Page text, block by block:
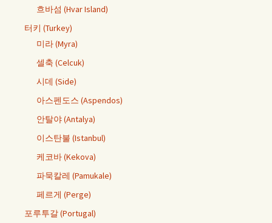
흐바섬 (Hvar Island)
터키 (Turkey)
미라 (Myra)
셀축 (Celcuk)
시데 (Side)
아스펜도스 (Aspendos)
안탈야 (Antalya)
이스탄불 (Istanbul)
케코바 (Kekova)
파묵칼레 (Pamukale)
페르게 (Perge)
포루투갈 (Portugal)